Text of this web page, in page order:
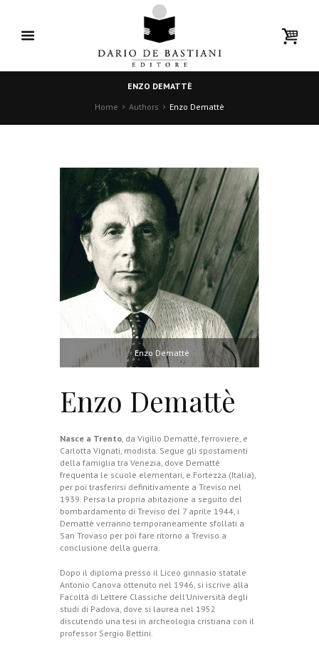
ENZO DEMATTÈ
Home
Authors Enzo Demattè
Enzo Demattè
Enzo Demattè
Nasce a Trento, da Vigilio Demattè, ferroviere, e
Carlotta Vignati, modista. Segue gli spostamenti
della famiglia tra Venezia, dove Demattè
frequenta le scuole elementari, e Fortezza (Italia),
per poi trasferirsi definitivamente a Treviso nel
1939. Persa la propria abitazione a seguito del
bombardamento di Treviso del 7 aprile 1944, i
Demattè verranno temporaneamente sfollati a
San Trovaso per poi fare ritorno a Treviso a
conclusione della guerra.
Dopo il diploma presso il Liceo ginnasio statale
Antonio Canova ottenuto nel 1946, si iscrive alla
Facoltà di Lettere Classiche dell’Università degli
studi di Padova, dove si laurea nel 1952
discutendo una tesi in archeologia cristiana con il
professor Sergio Bettini.